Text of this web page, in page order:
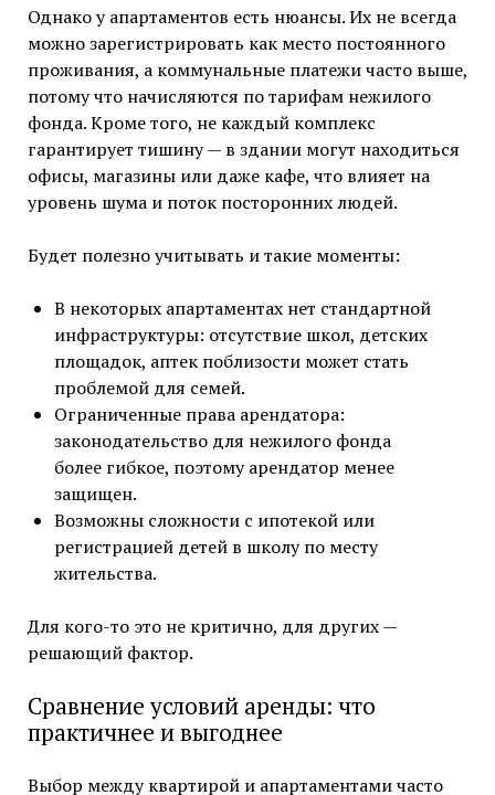
Однако у апартаментов есть нюансы. Их не всегда
можно зарегистрировать как место постоянного
проживания, а коммунальные платежи часто выше,
потому что начисляются по тарифам нежилого
фонда. Кроме того, не каждый комплекс
гарантирует тишину — в здании могут находиться
офисы, магазины или даже кафе, что влияет на
уровень шума и поток посторонних людей.
Будет полезно учитывать и такие моменты:
В некоторых апартаментах нет стандартной
инфраструктуры: отсутствие школ, детских
площадок, аптек поблизости может стать
проблемой для семей.
Ограниченные права арендатора:
законодательство для нежилого фонда
более гибкое, поэтому арендатор менее
защищен.
Возможны сложности с ипотекой или
регистрацией детей в школу по месту
жительства.
Для кого-то это не критично, для других —
решающий фактор.
Сравнение условий аренды: что
практичнее и выгоднее
Выбор между квартирой и апартаментами часто